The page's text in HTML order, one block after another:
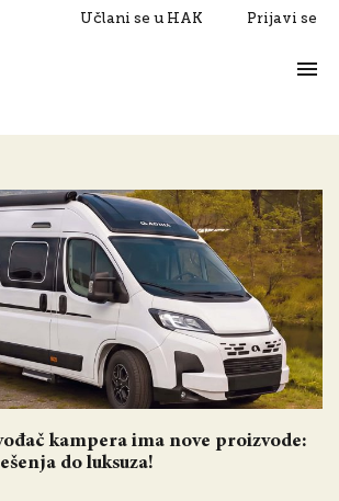
Učlani se u HAK Prijavi se
kampera ima nove proizvode:
do luksuza!